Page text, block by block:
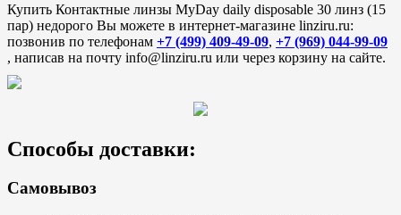
Купить Контактные линзы MyDay daily disposable 30 линз (15
пар) недорого Вы можете в интернет-магазине linziru.ru:
позвонив по телефонам +7 (499) 409-49-09, +7 (969) 044-99-09
, написав на почту info@linziru.ru или через корзину на сайте.
Способы доставки:
Самовывоз